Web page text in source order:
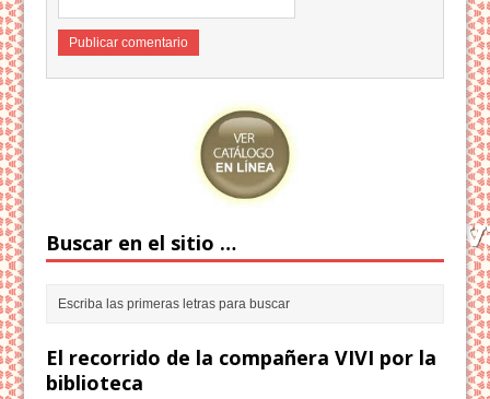
Buscar en el sitio …
El recorrido de la compañera VIVI por la
biblioteca